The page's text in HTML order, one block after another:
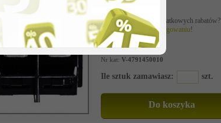
Chcesz korzystać z dodatkowych rabatów?
Najlepszeceny pozalogowaniu!
Nr kat: V-4791450010
Ile sztuk zamawiasz: szt.